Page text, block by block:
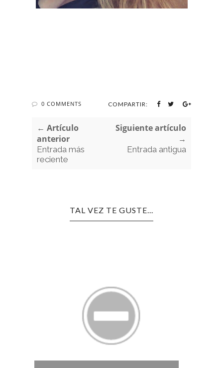
0 COMMENTS COMPARTIR:
← Artículo
anterior
Entrada más
reciente
Siguiente artículo
→
Entrada antigua
TAL VEZ TE GUSTE...